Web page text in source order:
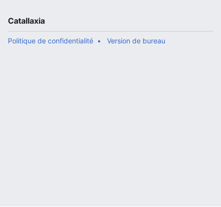
Catallaxia
Politique de confidentialité Version de bureau